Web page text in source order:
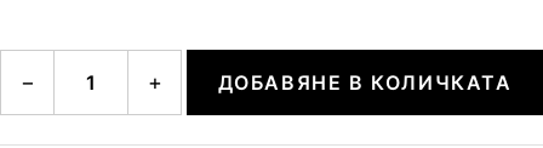
− + ДОБАВЯНЕ В КОЛИЧКАТА